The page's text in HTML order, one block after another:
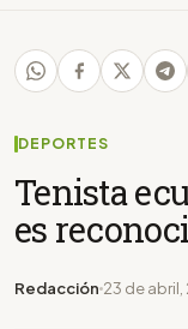
DEPORTES
Tenista
es
Redacción 23 de